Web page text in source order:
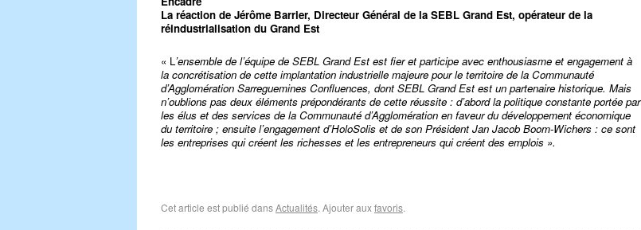
La réaction de Jérôme Barrier, Directeur Général de la SEBL Grand Est, opérateur de la
réindustrialisation du Grand Est
« L’ensemble de l’équipe de SEBL Grand Est est fier et participe avec enthousiasme et engagement à
la concrétisation de cette implantation industrielle majeure pour le territoire de la Communauté
d’Agglomération Sarreguemines Confluences, dont SEBL Grand Est est un partenaire historique. Mais
n’oublions pas deux éléments prépondérants de cette réussite : d’abord la politique constante portée par
les élus et des services de la Communauté d’Agglomération en faveur du développement économique
du territoire ; ensuite l’engagement d’HoloSolis et de son Président Jan Jacob Boom-Wichers : ce sont
les entreprises qui créent les richesses et les entrepreneurs qui créent des emplois ».
Cet article est publié dansActualités. Ajouter auxfavoris.